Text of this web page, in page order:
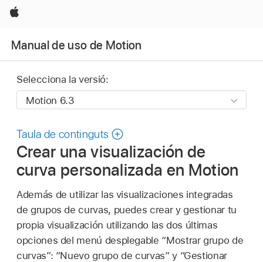
Apple
Manual de uso de Motion
Selecciona la versió:
Taula de continguts
Crear una visualización de
curva personalizada en Motion
Además de utilizar las visualizaciones integradas
de grupos de curvas, puedes crear y gestionar tu
propia visualización utilizando las dos últimas
opciones del menú desplegable “Mostrar grupo de
curvas”: “Nuevo grupo de curvas” y “Gestionar